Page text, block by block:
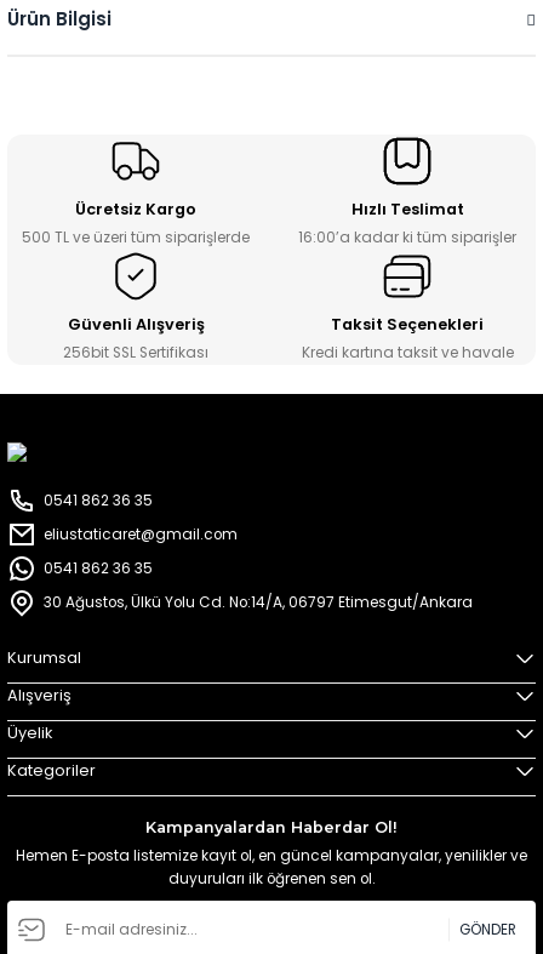
Ürün Bilgisi
Ücretsiz Kargo
500 TL ve üzeri tüm siparişlerde
Hızlı Teslimat
16:00’a kadar ki tüm siparişler
Güvenli Alışveriş
256bit SSL Sertifikası
Taksit Seçenekleri
Kredi kartına taksit ve havale
0541 862 36 35
eliustaticaret@gmail.com
0541 862 36 35
30 Ağustos, Ülkü Yolu Cd. No:14/A, 06797 Etimesgut/Ankara
Kurumsal
Alışveriş
Üyelik
Kategoriler
Kampanyalardan Haberdar Ol!
Hemen E-posta listemize kayıt ol, en güncel kampanyalar, yenilikler ve
duyuruları ilk öğrenen sen ol.
GÖNDER